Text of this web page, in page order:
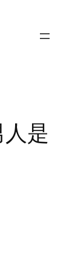
是